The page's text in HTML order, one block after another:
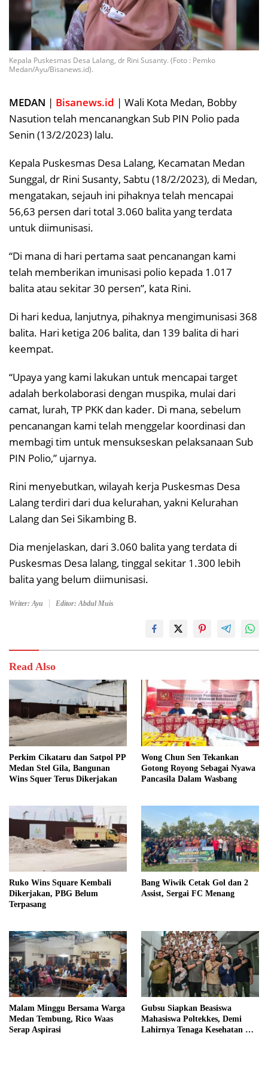
Kepala Puskesmas Desa Lalang, dr Rini Susanty. (Foto : Pemko
Medan/Ayu/Bisanews.id).
MEDAN | Bisanews.id | Wali Kota Medan, Bobby
Nasution telah mencanangkan Sub PIN Polio pada
Senin (13/2/2023) lalu.
Kepala Puskesmas Desa Lalang, Kecamatan Medan
Sunggal, dr Rini Susanty, Sabtu (18/2/2023), di Medan,
mengatakan, sejauh ini pihaknya telah mencapai
56,63 persen dari total 3.060 balita yang terdata
untuk diimunisasi.
“Di mana di hari pertama saat pencanangan kami
telah memberikan imunisasi polio kepada 1.017
balita atau sekitar 30 persen”, kata Rini.
Di hari kedua, lanjutnya, pihaknya mengimunisasi 368
balita. Hari ketiga 206 balita, dan 139 balita di hari
keempat.
“Upaya yang kami lakukan untuk mencapai target
adalah berkolaborasi dengan muspika, mulai dari
camat, lurah, TP PKK dan kader. Di mana, sebelum
pencanangan kami telah menggelar koordinasi dan
membagi tim untuk mensukseskan pelaksanaan Sub
PIN Polio,” ujarnya.
Rini menyebutkan, wilayah kerja Puskesmas Desa
Lalang terdiri dari dua kelurahan, yakni Kelurahan
Lalang dan Sei Sikambing B.
Dia menjelaskan, dari 3.060 balita yang terdata di
Puskesmas Desa lalang, tinggal sekitar 1.300 lebih
balita yang belum diimunisasi.
Writer: Ayu Editor: Abdul Muis
Read Also
Perkim Cikataru dan Satpol PP
Medan Stel Gila, Bangunan
Wins Squer Terus Dikerjakan
Wong Chun Sen Tekankan
Gotong Royong Sebagai Nyawa
Pancasila Dalam Wasbang
Ruko Wins Square Kembali
Dikerjakan, PBG Belum
Terpasang
Bang Wiwik Cetak Gol dan 2
Assist, Sergai FC Menang
Malam Minggu Bersama Warga
Medan Tembung, Rico Waas
Serap Aspirasi
Gubsu Siapkan Beasiswa
Mahasiswa Poltekkes, Demi
Lahirnya Tenaga Kesehatan Di